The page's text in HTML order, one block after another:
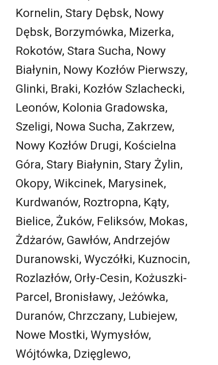
Kornelin, Stary Dębsk, Nowy
Dębsk, Borzymówka, Mizerka,
Rokotów, Stara Sucha, Nowy
Białynin, Nowy Kozłów Pierwszy,
Glinki, Braki, Kozłów Szlachecki,
Leonów, Kolonia Gradowska,
Szeligi, Nowa Sucha, Zakrzew,
Nowy Kozłów Drugi, Kościelna
Góra, Stary Białynin, Stary Żylin,
Okopy, Wikcinek, Marysinek,
Kurdwanów, Roztropna, Kąty,
Bielice, Żuków, Feliksów, Mokas,
Żdżarów, Gawłów, Andrzejów
Duranowski, Wyczółki, Kuznocin,
Rozlazłów, Orły-Cesin, Kożuszki-
Parcel, Bronisławy, Jeżówka,
Duranów, Chrzczany, Lubiejew,
Nowe Mostki, Wymysłów,
Wójtówka, Dzięglewo,